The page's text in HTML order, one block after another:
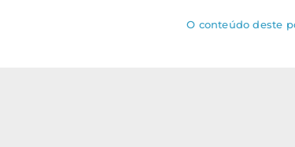
O conteúdo deste